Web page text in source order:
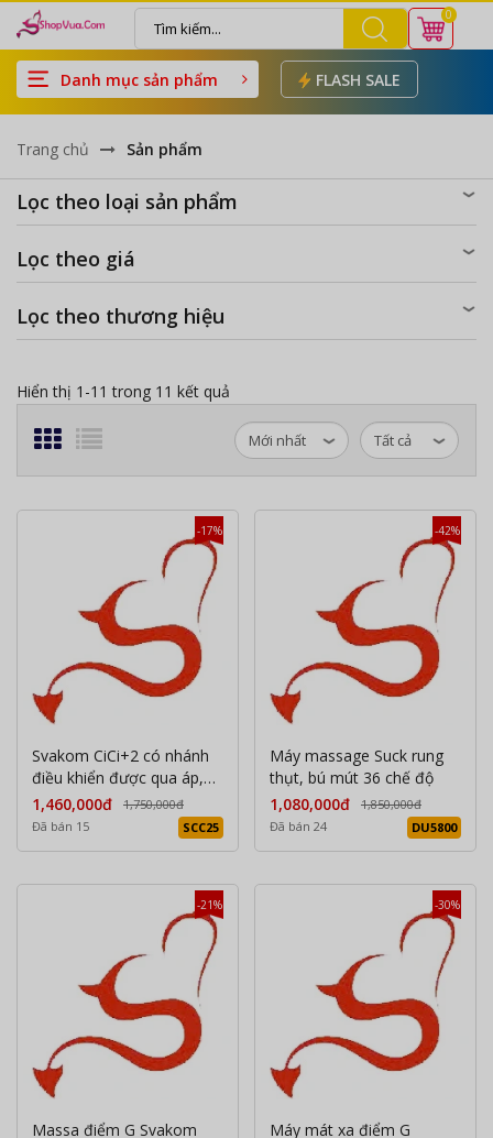
0
Danh mục sản phẩm FLASH SALE
Trang chủ Sản phẩm
Lọc theo loại sản phẩm
Lọc theo giá
Lọc theo thương hiệu
Hiển thị 1-11 trong 11 kết quả
-17%
Svakom CiCi+2 có nhánh
điều khiển được qua áp,
phát nhiệt
1,460,000đ
1,750,000đ
Đã bán 15
SCC25
-42%
Máy massage Suck rung
thụt, bú mút 36 chế độ
1,080,000đ
1,850,000đ
Đã bán 24
DU5800
-21%
Massa điểm G Svakom
-30%
Máy mát xa điểm G